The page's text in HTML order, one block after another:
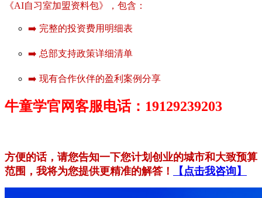
《AI自习室加盟资料包》，包含：
➡️ 完整的投资费用明细表
➡️ 总部支持政策详细清单
➡️ 现有合作伙伴的盈利案例分享
牛童学官网客服电话：19129239203
方便的话，请您告知一下您计划创业的城市和大致预算
范围，我将为您提供更精准的解答！
【点击我咨询】